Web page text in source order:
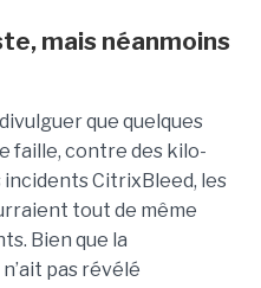
mais néanmoins
que quelques
faille, contre des kilo-
CitrixBleed, les
tout de même
Bien que la
pas révélé